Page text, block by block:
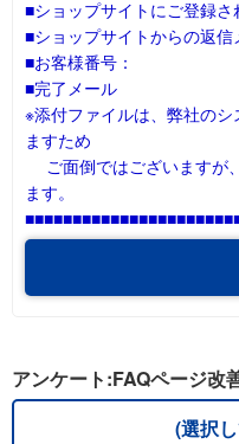
■ショップサイトにご登録さ
■ショップサイトからの返
■お客様番号：
■完了メール
※添付ファイルは、弊社の
ますため
ご面倒ではございますが
ます。
アンケート:FAQページ改
(選択